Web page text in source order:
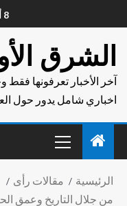
8 أغسطس، 2026
الشرق
آخر الأخبار تعرفونها
اخباري شامل يدور حول
الرئيسية
مقالات رأى
من جلال التاريخ وعمق